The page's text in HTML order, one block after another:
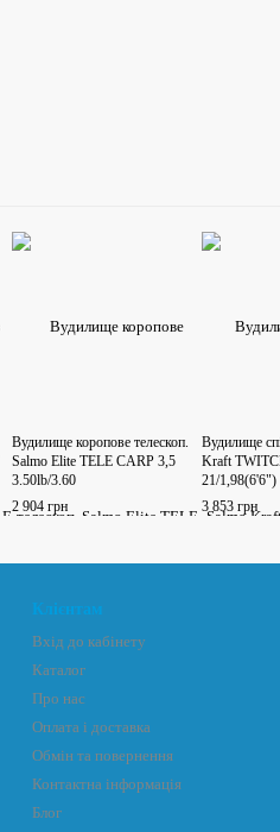
Вудилище коропове телескоп.
Salmo Elite TELE CARP 3,5
3.50lb/3.60
2 904 грн
Вудилище
Kraft
21/1,98(6'6")
3 853 грн
Клієнтам
Вхід до кабінету
Каталог
Про нас
Оплата і доставка
Обмін та повернення
Контактна інформація
Блог